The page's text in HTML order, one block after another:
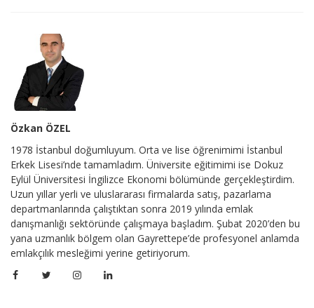
Özkan ÖZEL
1978 İstanbul doğumluyum. Orta ve lise öğrenimimi İstanbul
Erkek Lisesi’nde tamamladım. Üniversite eğitimimi ise Dokuz
Eylül Üniversitesi İngilizce Ekonomi bölümünde gerçekleştirdim.
Uzun yıllar yerli ve uluslararası firmalarda satış, pazarlama
departmanlarında çalıştıktan sonra 2019 yılında emlak
danışmanlığı sektöründe çalışmaya başladım. Şubat 2020’den bu
yana uzmanlık bölgem olan Gayrettepe’de profesyonel anlamda
emlakçılık mesleğimi yerine getiriyorum.